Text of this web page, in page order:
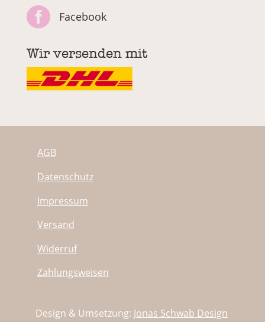
 Facebook
Wir versenden mit
AGB
Datenschutz
Impressum
Versand
Widerruf
Zahlungsweisen
Design & Umsetzung: Jonas Schwab Design